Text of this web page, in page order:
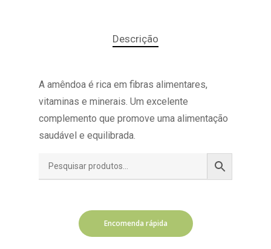
Descrição
A amêndoa é rica em fibras alimentares,
vitaminas e minerais. Um excelente
complemento que promove uma alimentação
saudável e equilibrada.
Encomenda rápida